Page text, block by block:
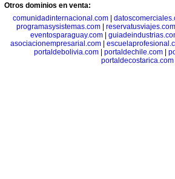
Otros dominios en venta:
comunidadinternacional.com
programasysistemas.com
reservatusviajes.com
eventosparaguay.com
asociacionempresarial.com|
portaldebolivia.com| portaldechile.com|
portaldecostarica.com